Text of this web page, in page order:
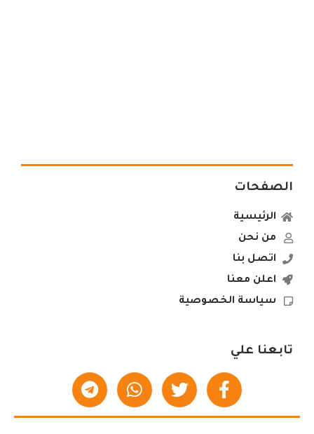
الصفحات
الرئيسية
من نحن
اتصل بنا
اعلن معنا
سياسة الخصوصية
تابعنا علي